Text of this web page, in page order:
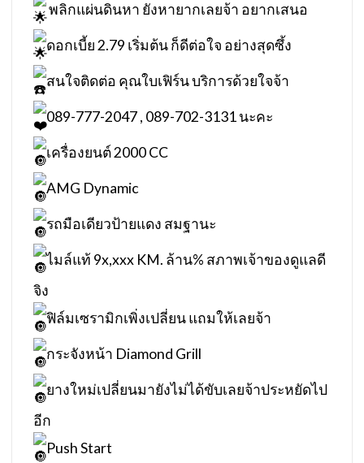
พลิกแผ่นดินหา ยังหายากเลยจ้า อยากเสนอ
ดอกเบี้ย 2.79 เริ่มต้น ก็ดีต่อใจ อย่างสุดซึ้ง
สนใจติดต่อ คุณใบเฟิร์น บริการด้วยใจจ้า
089-777-2047 , 089-702-3131 นะคะ
เครื่องยนต์ 2000 CC
AMG Dynamic
รถมือเดียวป้ายแดง สมฐานะ
ไมล์แท้ 9x,xxx KM. ล้าน% สภาพเจ้าของดูแลดี
จิง
ฟิล์มเซรามิกเพิ่งเปลี่ยน แถมให้เลยจ้า
กระจังหน้า Diamond Grill
ยางใหม่เปลี่ยนมายังไม่ได้ขับเลยจ้าประหยัดไป
อีก
Push Start